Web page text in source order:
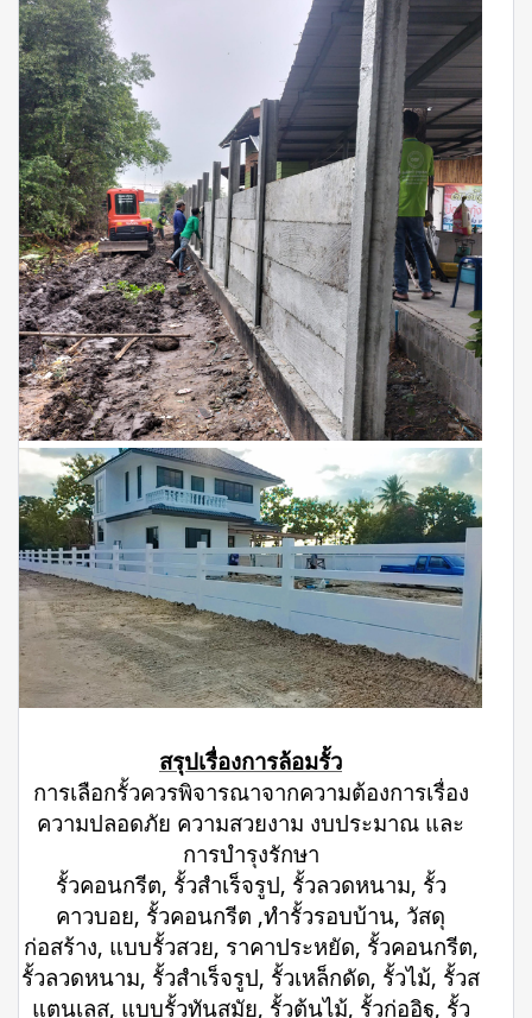
สรุปเรื่องการล้อมรั้ว
การเลือกรั้วควรพิจารณาจากความต้องการเรื่อง
ความปลอดภัย ความสวยงาม งบประมาณ และ
การบำรุงรักษา
รั้วคอนกรีต, รั้วสำเร็จรูป, รั้วลวดหนาม, รั้ว
คาวบอย, รั้วคอนกรีต ,ทำรั้วรอบบ้าน, วัสดุ
ก่อสร้าง, แบบรั้วสวย, ราคาประหยัด, รั้วคอนกรีต,
รั้วลวดหนาม, รั้วสำเร็จรูป, รั้วเหล็กดัด, รั้วไม้, รั้วส
แตนเลส, แบบรั้วทันสมัย, รั้วต้นไม้, รั้วก่ออิฐ, รั้ว